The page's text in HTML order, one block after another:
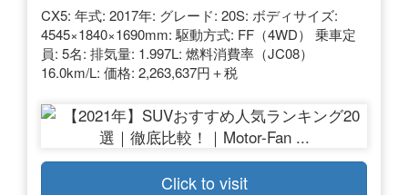
CX5: 年式: 2017年: グレード: 20S: ボディサイズ:
4545×1840×1690mm: 駆動方式: FF（4WD） 乗車定
員: 5名: 排気量: 1.997L: 燃料消費率（JC08）
16.0km/L: 価格: 2,263,637円＋税
Click to visit